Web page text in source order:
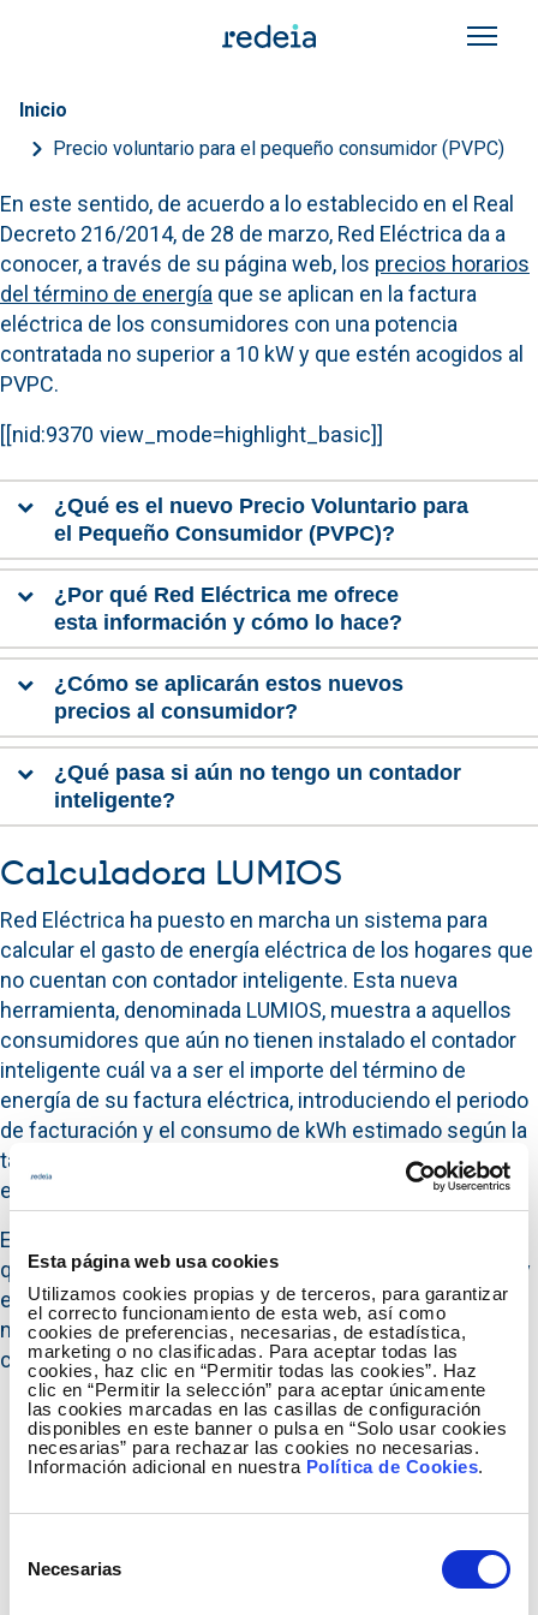
Esta página web usa cookies
Utilizamos cookies propias y de terceros, para garantizar
el correcto funcionamiento de esta web, así como
cookies de preferencias, necesarias, de estadística,
marketing o no clasificadas. Para aceptar todas las
cookies, haz clic en “Permitir todas las cookies”. Haz
clic en “Permitir la selección” para aceptar únicamente
las cookies marcadas en las casillas de configuración
disponibles en este banner o pulsa en “Solo usar cookies
necesarias” para rechazar las cookies no necesarias.
Información adicional en nuestra Política de Cookies.
Necesarias
Sobrescribir enlaces de
Inicio
Precio voluntario para el pequeño consumidor (PVPC)
En este sentido, de acuerdo a lo establecido en el Real
Decreto 216/2014, de 28 de marzo, Red Eléctrica da a
conocer, a través de su página web, los precios horarios
del término de energía que se aplican en la factura
eléctrica de los consumidores con una potencia
contratada no superior a 10 kW y que estén acogidos al
PVPC.
[[nid:9370 view_mode=highlight_basic]]
¿Qué es el nuevo Precio Voluntario para
el Pequeño Consumidor (PVPC)?
¿Por qué Red Eléctrica me ofrece
esta información y cómo lo hace?
¿Cómo se aplicarán estos nuevos
precios al consumidor?
¿Qué pasa si aún no tengo un contador
inteligente?
Calculadora LUMIOS
Red Eléctrica ha puesto en marcha un sistema para
calcular el gasto de energía eléctrica de los hogares que
no cuentan con contador inteligente. Esta nueva
herramienta, denominada LUMIOS, muestra a aquellos
consumidores que aún no tienen instalado el contador
inteligente cuál va a ser el importe del término de
energía de su factura eléctrica, introduciendo el periodo
de facturación y el consumo de kWh estimado según la
tarifa (general, discriminación nocturna y vehículo
eléctrico) y el perfil de consumo asignado.
Esta herramienta ayudará al pequeño consumidor (el
que tiene una potencia contratada no superior a 10 kW y
está acogido al PVPC) a conocer cómo se elabora su
nueva factura de electricidad, cuya metodología de
cálculo entró en vigor en abril.
El 1 de abril de 2014 entró en vigor la
normativa que regula el nuevo sistema para
electricidad, el Precio Voluntario para el